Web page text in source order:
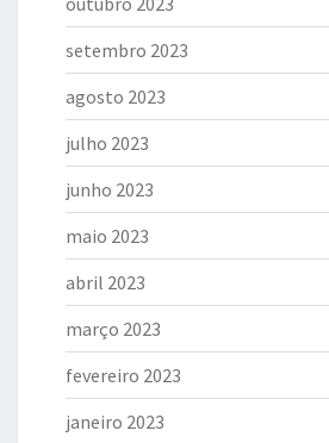
setembro 2023
agosto 2023
julho 2023
junho 2023
maio 2023
abril 2023
março 2023
fevereiro 2023
janeiro 2023